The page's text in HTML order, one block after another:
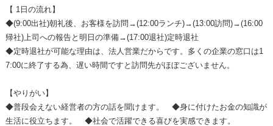
【 1日の流れ】
◆(9:00出社)朝礼後、お客様を訪問→(12:00ランチ)→(13:00訪問)→(16:00
帰社)上司への報告と明日の準備→(17:00退社)定時退社
◆定時退社が可能な理由は、法人営業だからです。多くの企業の窓口は1
7:00に終了する為、遅い時間ですと訪問先がほぼございません。
【やりがい】
◆普段会えない経営者の方の話を聞けます。 ◆身に付けたお金の知識が
生活に役立ちます。 ◆社会で活躍できる喜びを実感できます。